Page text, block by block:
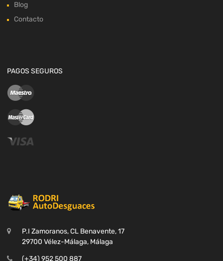
Blog
Contacto
PAGOS SEGUROS
P.I Zamoranos, CL Benavente, 17
29700 Vélez-Málaga, Málaga
(+34) 952 500 887